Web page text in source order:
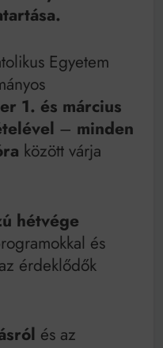
csak a 80-
Egyetem
1. és március
– minden
között várja
hétvége
és
érdeklődők
és az